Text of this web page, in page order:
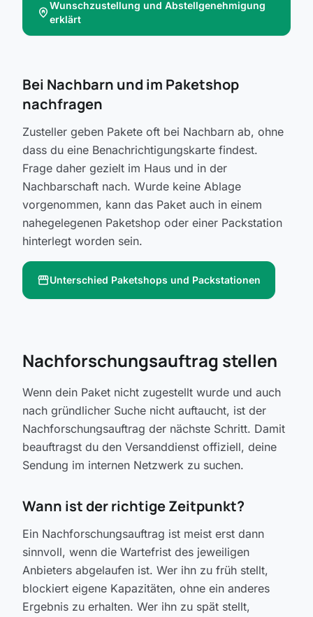
home_pinWunschzustellung und Abstellgenehmigung
erklärt
Bei Nachbarn und im Paketshop
nachfragen
Zusteller geben Pakete oft bei Nachbarn ab, ohne
dass du eine Benachrichtigungskarte findest.
Frage daher gezielt im Haus und in der
Nachbarschaft nach. Wurde keine Ablage
vorgenommen, kann das Paket auch in einem
nahegelegenen Paketshop oder einer Packstation
hinterlegt worden sein.
storefrontUnterschied Paketshops und Packstationen
Nachforschungsauftrag stellen
Wenn dein Paket nicht zugestellt wurde und auch
nach gründlicher Suche nicht auftaucht, ist der
Nachforschungsauftrag der nächste Schritt. Damit
beauftragst du den Versanddienst offiziell, deine
Sendung im internen Netzwerk zu suchen.
Wann ist der richtige Zeitpunkt?
Ein Nachforschungsauftrag ist meist erst dann
sinnvoll, wenn die Wartefrist des jeweiligen
Anbieters abgelaufen ist. Wer ihn zu früh stellt,
blockiert eigene Kapazitäten, ohne ein anderes
Ergebnis zu erhalten. Wer ihn zu spät stellt,